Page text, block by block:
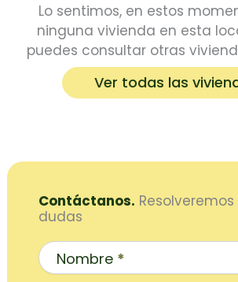
Lo sentimos, en estos
ninguna vivienda en esta
puedes consultar otras
Ver todas las
Contáctanos.
dudas
Inicio
Nombre *